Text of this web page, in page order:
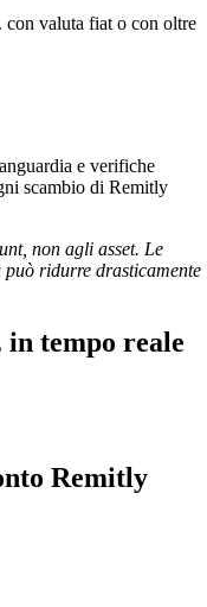
con valuta fiat o con oltre
e verifiche
scambio di Remitly
non agli asset. Le
ridurre drasticamente
tempo reale
Remitly